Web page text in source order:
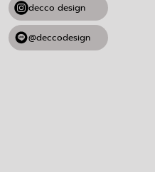
decco design
@deccodesign